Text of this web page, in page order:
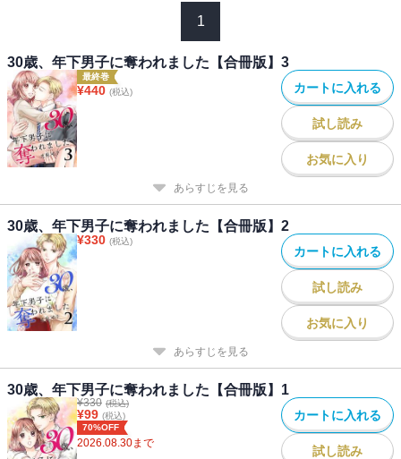
1
30歳、年下男子に奪われました【合冊版】3
最終巻
¥440 (税込) カートに入れる
試し読み
お気に入り
あらすじを見る
30歳、年下男子に奪われました【合冊版】2
¥330 (税込)
カートに入れる
試し読み
お気に入り
あらすじを見る
30歳、年下男子に奪われました【合冊版】1
¥330 (税込)
¥99 (税込)
70%OFF
2026.08.30まで
カートに入れる
試し読み